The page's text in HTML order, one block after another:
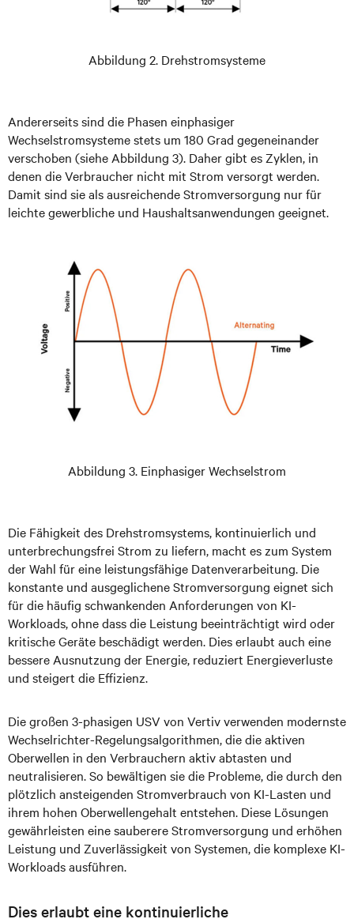
Abbildung 2. Drehstromsysteme
Andererseits sind die Phasen einphasiger
Wechselstromsysteme stets um 180 Grad gegeneinander
verschoben (siehe Abbildung 3). Daher gibt es Zyklen, in
denen die Verbraucher nicht mit Strom versorgt werden.
Damit sind sie als ausreichende Stromversorgung nur für
leichte gewerbliche und Haushaltsanwendungen geeignet.
Abbildung 3. Einphasiger Wechselstrom
Die Fähigkeit des Drehstromsystems, kontinuierlich und
unterbrechungsfrei Strom zu liefern, macht es zum System
der Wahl für eine leistungsfähige Datenverarbeitung. Die
konstante und ausgeglichene Stromversorgung eignet sich
für die häufig schwankenden Anforderungen von KI-
Workloads, ohne dass die Leistung beeinträchtigt wird oder
kritische Geräte beschädigt werden. Dies erlaubt auch eine
bessere Ausnutzung der Energie, reduziert Energieverluste
und steigert die Effizienz.
Die großen 3-phasigen USV von Vertiv verwenden modernste
Wechselrichter-Regelungsalgorithmen, die die aktiven
Oberwellen in den Verbrauchern aktiv abtasten und
neutralisieren. So bewältigen sie die Probleme, die durch den
plötzlich ansteigenden Stromverbrauch von KI-Lasten und
ihrem hohen Oberwellengehalt entstehen. Diese Lösungen
gewährleisten eine sauberere Stromversorgung und erhöhen
Leistung und Zuverlässigkeit von Systemen, die komplexe KI-
Workloads ausführen.
Dies erlaubt eine kontinuierliche